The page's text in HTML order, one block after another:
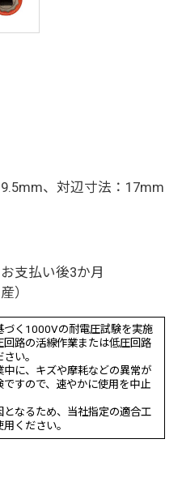
、対辺寸法：17mm
支払い後3か月
）
づく1000Vの耐電圧試験を実施
回路の活線作業または低圧回路
い。
に、キズや摩耗などの異常が
すので、速やかに使用を中止
なるため、当社指定の適合工
ください。